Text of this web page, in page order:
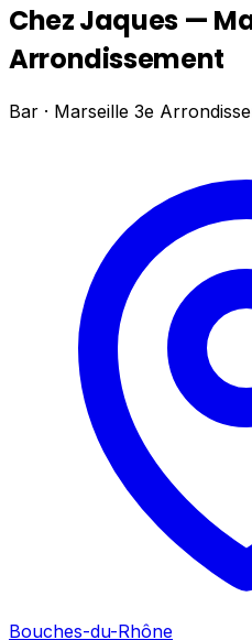
Chez Jaques —
Arrondissement
Bar · Marseille 3e
Bouches-du-Rhône